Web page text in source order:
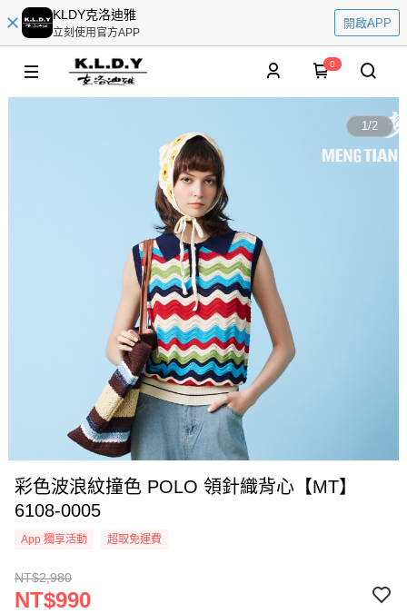
KLDY克洛迪雅
立刻使用官方APP
開啟APP
0
1/2
彩色波浪紋撞色 POLO 領針織背心【MT】
6108-0005
App 獨享活動 超取免運費
NT$2,980
NT$990